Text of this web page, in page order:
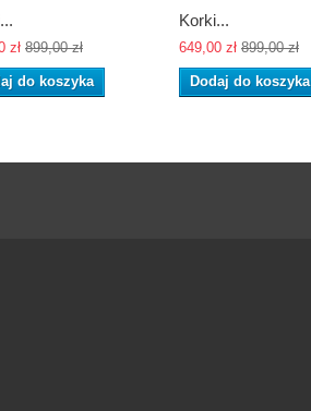
zł 899,00 zł
do koszyka
Korki...
649,00 zł 899,00 zł
Dodaj do koszyka